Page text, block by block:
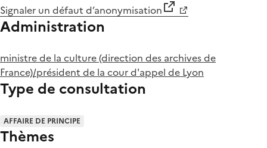
Signaler un défaut d’anonymisation
Administration
ministre de la culture (direction des archives de
France)/président de la cour d'appel de Lyon
Type de consultation
AFFAIRE DE PRINCIPE
Thèmes